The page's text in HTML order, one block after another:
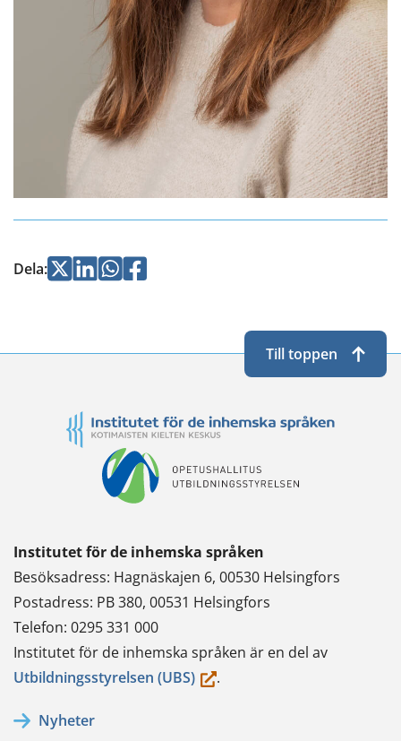
Dela:Jaa Jaa Jaa
Jaa
Institutet för de inhemska språken
Besöksadress: Hagnäskajen 6, 00530 Helsingfors
Postadress: PB 380, 00531 Helsingfors
Telefon: 0295 331 000
Institutet för de inhemska språken är en del av
Utbildningsstyrelsen (UBS)(du.
Nyheter
Till toppen